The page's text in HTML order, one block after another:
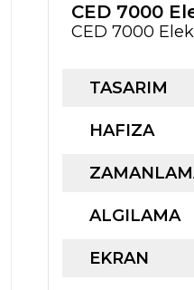
CED 7000
CED 7000
TASARIM
HAFIZA
ALGILAMA
EKRAN